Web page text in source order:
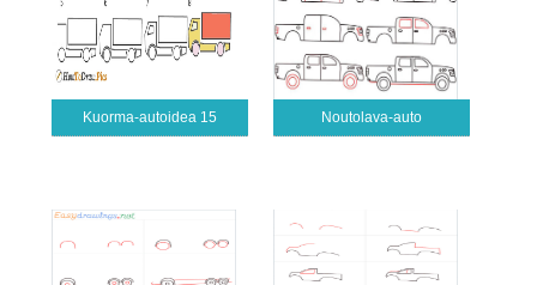
Kuorma-autoidea 15 Noutolava-auto